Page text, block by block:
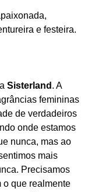
e festeira.
Sisterland . A
femininas
de verdadeiros
onde estamos
nunca, mas ao
mais
Precisamos
o que realmente